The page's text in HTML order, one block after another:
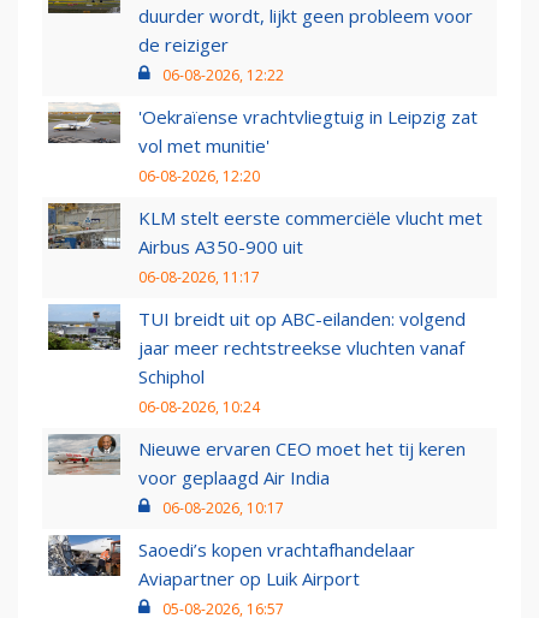
duurder wordt, lijkt geen probleem voor
de reiziger
06-08-2026, 12:22
'Oekraïense vrachtvliegtuig in Leipzig zat
vol met munitie'
06-08-2026, 12:20
KLM stelt eerste commerciële vlucht met
Airbus A350-900 uit
06-08-2026, 11:17
TUI breidt uit op ABC-eilanden: volgend
jaar meer rechtstreekse vluchten vanaf
Schiphol
06-08-2026, 10:24
Nieuwe ervaren CEO moet het tij keren
voor geplaagd Air India
06-08-2026, 10:17
Saoedi’s kopen vrachtafhandelaar
Aviapartner op Luik Airport
05-08-2026, 16:57